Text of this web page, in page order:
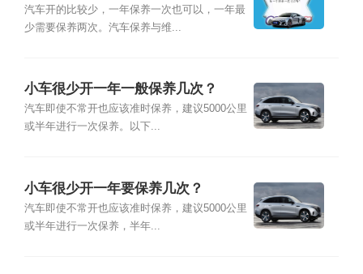
汽车开的比较少，一年保养一次也可以，一年最
少需要保养两次。汽车保养与维...
小车很少开一年一般保养几次？
汽车即使不常开也应该准时保养，建议5000公里
或半年进行一次保养。以下...
小车很少开一年要保养几次？
汽车即使不常开也应该准时保养，建议5000公里
或半年进行一次保养，半年...